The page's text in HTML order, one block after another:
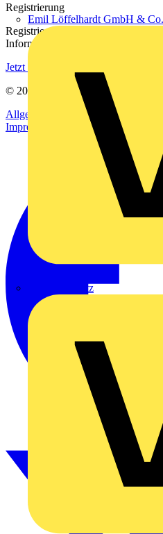
Emil Löffelhardt GmbH &
Hardy Schmitz
Registrierung
Registrieren Sie sich kostenlos und
Informationen aus der
Jetzt registrieren
© 2002-
Voltimum
Allgemeine Geschäftsbedingungen
Impressum